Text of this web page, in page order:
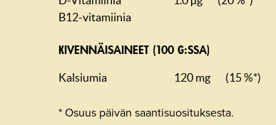
B12-vitamiinia
KIVENNÄISAINEET (100 G:SSA)
Kalsiumia 120 mg (15 %*)
* Osuus päivän saantisuosituksesta.